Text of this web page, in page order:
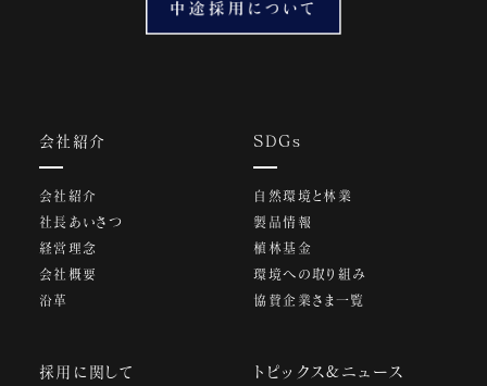
会社紹介
会社紹介
社長あいさつ
経営理念
会社概要
沿革
SDGs
自然環境と林業
製品情報
植林基金
環境への取り組み
協賛企業さま一覧
採用に関して トピックス&ニュース